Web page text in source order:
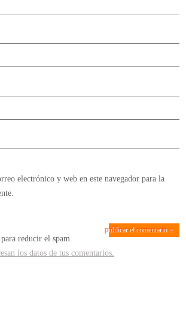
electrónico y web en este navegador para la
reducir el spam.
los datos de tus comentarios.